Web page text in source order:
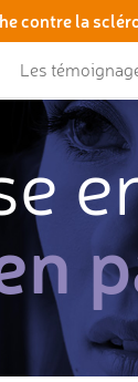
contre la
Les